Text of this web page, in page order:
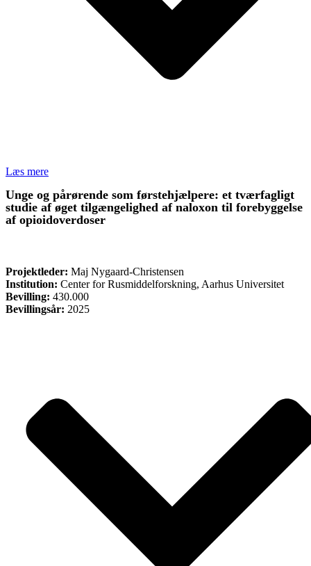
Læs mere
Unge og pårørende som førstehjælpere: et tværfagligt
studie af øget tilgængelighed af naloxon til forebyggelse
af opioidoverdoser
Projektleder: Maj Nygaard-Christensen
Institution: Center for Rusmiddelforskning, Aarhus Universitet
Bevilling: 430.000
Bevillingsår: 2025